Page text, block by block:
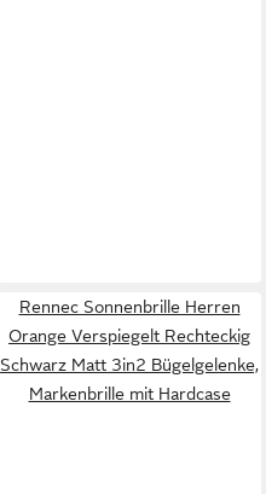
Rennec Sonnenbrille Herren
Orange Verspiegelt Rechteckig
Schwarz Matt 3in2 Bügelgelenke,
Markenbrille mit Hardcase